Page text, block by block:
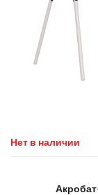
Нет в наличии